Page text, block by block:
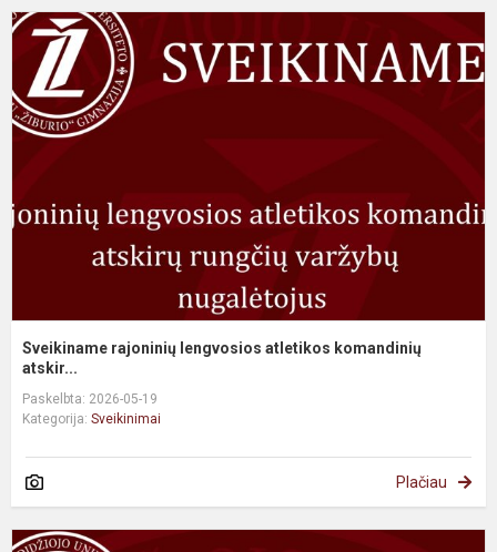
Sveikiname rajoninių lengvosios atletikos komandinių
atskir...
Paskelbta: 2026-05-19
Kategorija: Sveikinimai
Plačiau